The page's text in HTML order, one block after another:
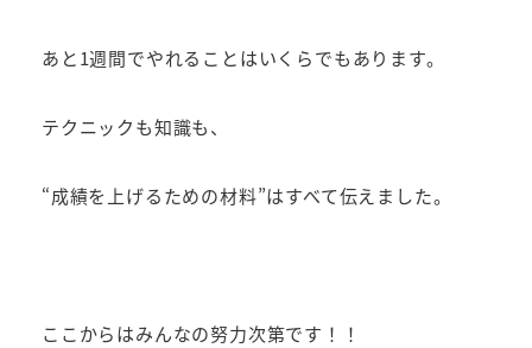
あと1週間でやれることはいくらでもあります。
テクニックも知識も、
“成績を上げるための材料”はすべて伝えました。
ここからはみんなの努力次第です！！